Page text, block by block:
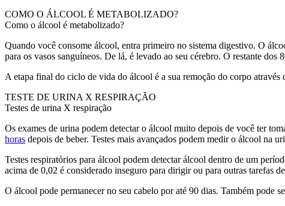
COMO O ÁLCOOL É METABOLIZADO?
Como o álcool é metabolizado?
Quando você consome álcool, entra primeiro no sistema digestivo. O
para os vasos sanguíneos. De lá, é levado ao seu cérebro. O restante
A etapa final do ciclo de vida do álcool é a sua remoção do corpo
TESTE DE URINA X RESPIRAÇÃO
Testes de urina X respiração
Os exames de urina podem detectar o álcool muito depois de você ter
horas depois de beber. Testes mais avançados podem medir o álcool na
Testes respiratórios para álcool podem detectar álcool dentro de um
acima de 0,02 é considerado inseguro para dirigir ou para outras tarefas
O álcool pode permanecer no seu cabelo por até 90 dias. Também pode